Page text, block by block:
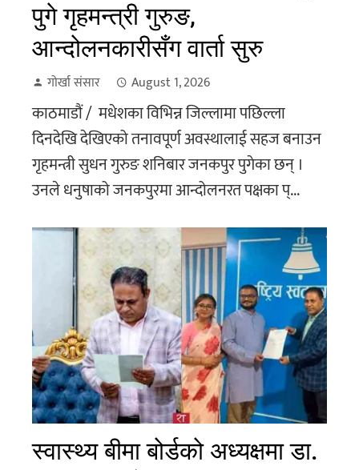
पुगे गृहमन्त्री गुरुङ,
आन्दोलनकारीसँग वार्ता सुरु
गोर्खा संसार August 1, 2026
काठमाडौं / मधेशका विभिन्न जिल्लामा पछिल्ला
दिनदेखि देखिएको तनावपूर्ण अवस्थालाई सहज बनाउन
गृहमन्त्री सुधन गुरुङ शनिबार जनकपुर पुगेका छन् ।
उनले धनुषाको जनकपुरमा आन्दोलनरत पक्षका प्...
स्वास्थ्य बीमा बोर्डको अध्यक्षमा डा.